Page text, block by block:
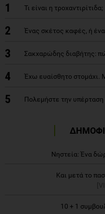
1 Τι είναι η τροχαντιρίτιδα;
2 Ένας σκέτος καφές, ή
3 Σακχαρώδης διαβήτης:
4 Έχω ευαίσθητο στομάχι.
5 Πολεμήστε την υπέρταση
Νηστεία: Ένα
Και μετά το
10 + 1